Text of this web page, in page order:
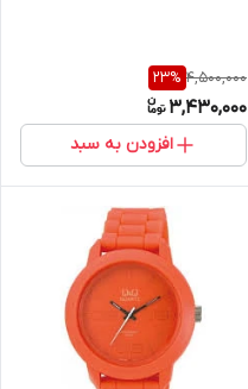
4,500,000
23%
3,430,000
افزودن به سبد